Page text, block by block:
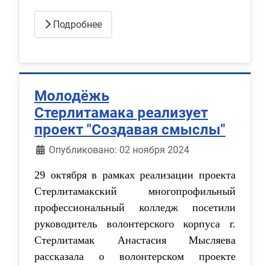
Подробнее
Молодёжь
Стерлитамака реализует
проект "Создавая смыслы"
Информация о материале
Опубликовано: 02 ноября 2024
29 октября в рамках реализации проекта
Стерлитамакский многопрофильный
профессиональный колледж посетили
руководитель волонтерского корпуса г.
Стерлитамак Анастасия Мысляева
рассказала о волонтерском проекте